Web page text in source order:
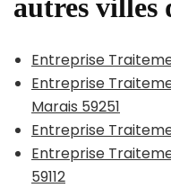
autres villes
Entreprise
Entreprise
Marais 59251
Entreprise
Entreprise
59112